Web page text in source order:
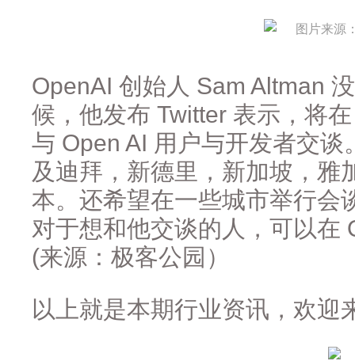
图片来源
OpenAI 创始人 Sam Altman
候，他发布 Twitter 表示，将
与 Open AI 用户与开发者交
及迪拜，新德里，新加坡，雅
本。还希望在一些城市举行会
对于想和他交谈的人，可以在
(来源：极客公园）
以上就是本期行业资讯，欢迎